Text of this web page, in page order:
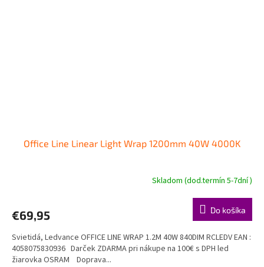
Office Line Linear Light Wrap 1200mm 40W 4000K
Skladom (dod.termín 5-7dní )
€69,95 Do košíka
Svietidá, Ledvance OFFICE LINE WRAP 1.2M 40W 840DIM RCLEDV EAN :
4058075830936 Darček ZDARMA pri nákupe na 100€ s DPH led
žiarovka OSRAM Doprava...